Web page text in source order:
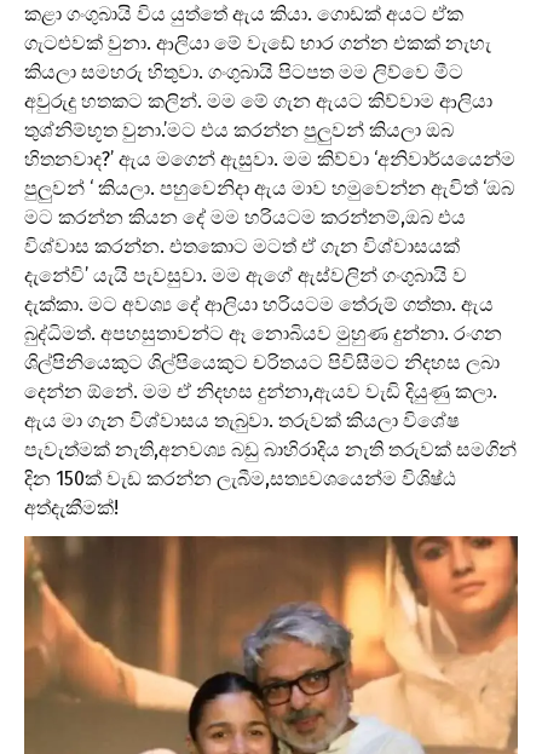
කළා ගංගුබායි විය යුත්තේ ඇය කියා. ගොඩක් අයට ඒක
ගැටළුවක් වුනා. ආලියා මේ වැඩේ භාර ගන්න එකක් නැහැ
කියලා සමහරු හිතුවා. ගංගුබායි පිටපත මම ලිව්වෙ මීට
අවුරුදු හතකට කලින්. මම මේ ගැන ඇයට කිව්වාම ආලියා
තුශ්නිම්භූත වුනා.’මට එය කරන්න පුලුවන් කියලා ඔබ
හිතනවාද?’ ඇය මගෙන් ඇසුවා. මම කිව්වා ‘අනිවාර්යයෙන්ම
පුලුවන් ‘ කියලා. පහුවෙනිදා ඇය මාව හමුවෙන්න ඇවිත් ‘ඔබ
මට කරන්න කියන දේ මම හරියටම කරන්නම්,ඔබ එය
විශ්වාස කරන්න. එතකොට මටත් ඒ ගැන විශ්වාසයක්
දැනේවි’ යැයි පැවසුවා. මම ඇගේ ඇස්වලින් ගංගුබායි ව
දැක්කා. මට අවශ්‍ය දේ ආලියා හරියටම තේරුම් ගත්තා. ඇය
බුද්ධිමත්. අපහසුතාවන්ට ඈ නොබියව මුහුණ දුන්නා. රංගන
ශිල්පිනියෙකුට ශිල්පියෙකුට චරිතයට පිවිසීමට නිදහස ලබා
දෙන්න ඕනේ. මම ඒ නිදහස දුන්නා,ඇයව වැඩි දියුණු කලා.
ඇය මා ගැන විශ්වාසය තැබුවා. තරුවක් කියලා විශේෂ
පැවැත්මක් නැති,අනවශ්‍ය බඩු බාහිරාදිය නැති තරුවක් සමගින්
දින 150ක් වැඩ කරන්න ලැබීම,සත්‍යවශයෙන්ම විශිෂ්ඨ
අත්දැකීමක්!